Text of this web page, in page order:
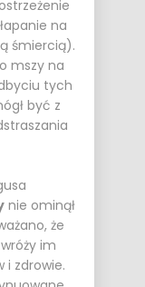
na
śmiercią).
mszy na
tych
być z
nie ominął
że
im
i zdrowie.